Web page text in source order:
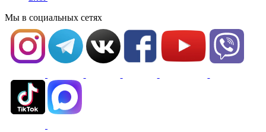
Мы в социальных сетях